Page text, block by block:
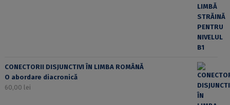
CONECTORII DISJUNCTIVI ÎN LIMBA ROMÂNĂ
O abordare diacronică
60,00 lei